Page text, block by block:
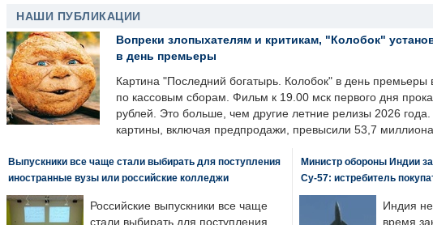
НАШИ ПУБЛИКАЦИИ
Вопреки злопыхателям и критикам, "Колобок"
в день премьеры
Картина "Последний богатырь. Колобок" в день премьеры
по кассовым сборам. Фильм к 19.00 мск первого дня
рублей. Это больше, чем другие летние релизы 2026
картины, включая предпродажи, превысили 53,7
Выпускники все чаще стали выбирать для поступления
иностранные вузы или российские колледжи
Российские выпускники все чаще
стали выбирать для поступления
Министр обороны Индии
Су-57: истребитель
Индия
время